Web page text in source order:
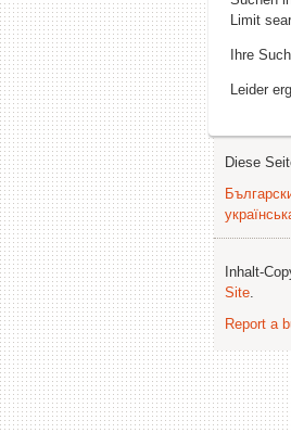
Limit
Ihre
Leider
Diese
Inhalt-
Site.
Report a